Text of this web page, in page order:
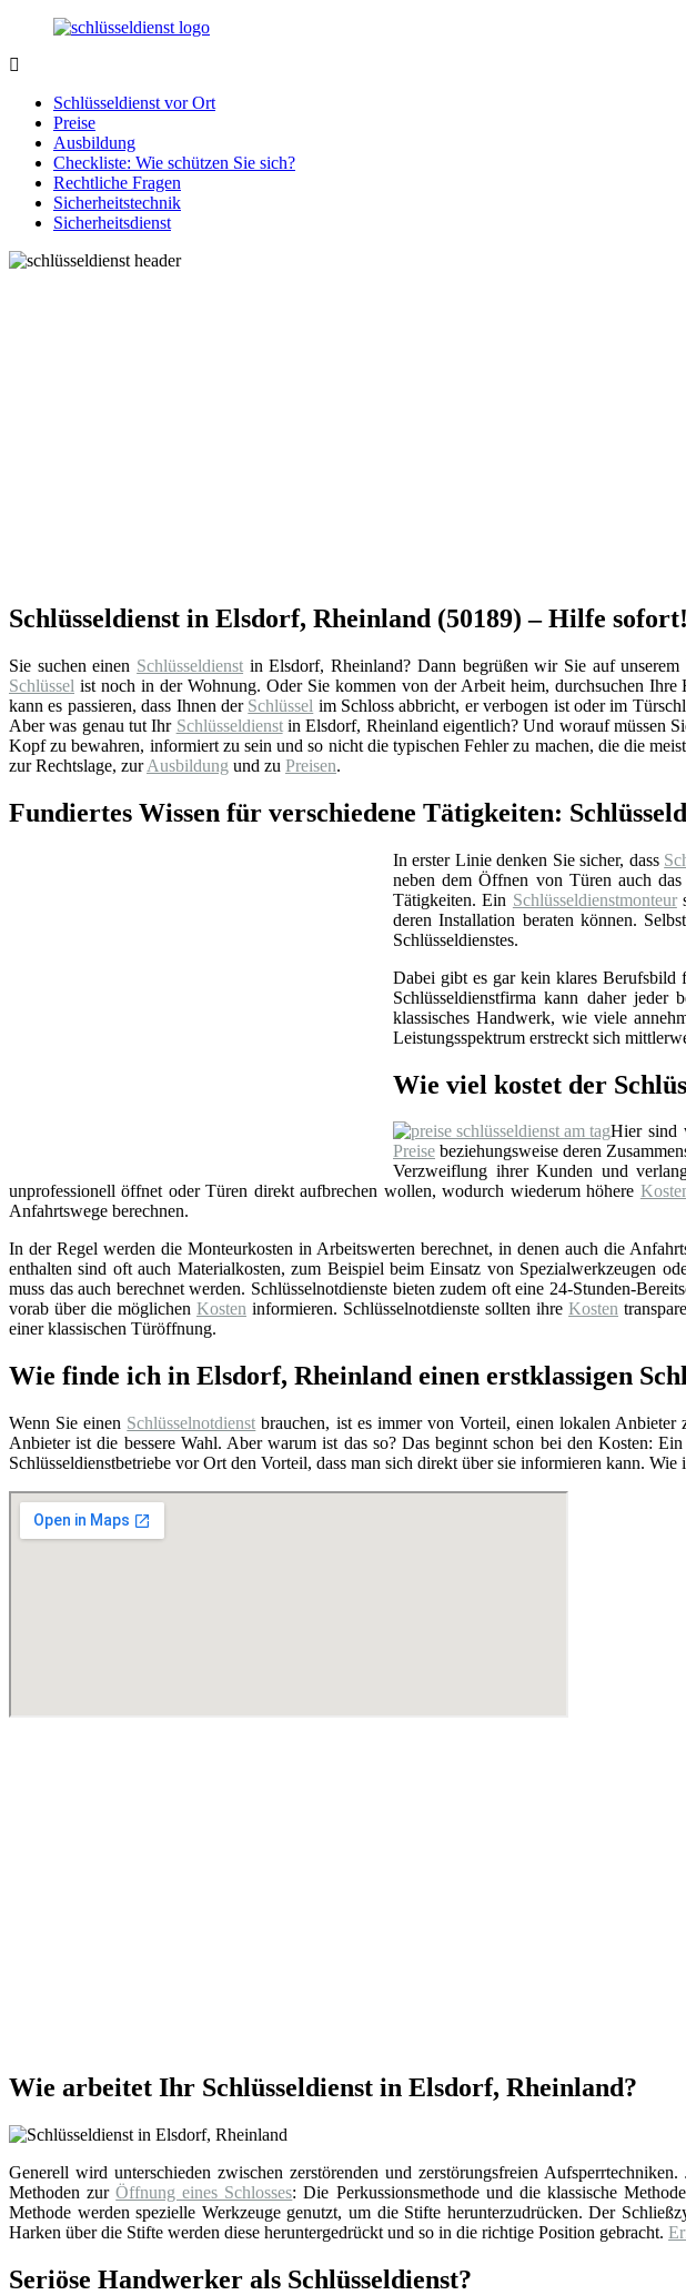
Zurück
Inhalt
Notlage
wird
gelöst!
Schlüsseldienst vor Ort
Preise
Ausbildung
Checkliste: Wie schützen Sie sich?
Rechtliche Fragen
Sicherheitstechnik
Sicherheitsdienst
Schlüsseldienst in Elsdorf, Rheinland (50189) – Hilfe sofort!
Sie suchen einen Schlüsseldienst in Elsdorf, Rheinland? Dann begrüßen wir Sie auf
Schlüssel ist noch in der Wohnung. Oder Sie kommen von der Arbeit heim, durchsuchen Ihre
kann es passieren, dass Ihnen der Schlüssel im Schloss abbricht, er verbogen ist oder im
Aber was genau tut Ihr Schlüsseldienstin Elsdorf, Rheinland eigentlich? Und worauf müssen
Kopf zu bewahren, informiert zu sein und so nicht die typischen Fehler zu machen, die die
zur Rechtslage, zurAusbildung und zu Preisen.
Fundiertes Wissen für verschiedene Tätigkeiten:
In erster Linie denken Sie sicher, dass
neben dem Öffnen von Türen auch
Tätigkeiten. Ein Schlüsseldienstmonteur
deren Installation beraten können.
Schlüsseldienstes.
Dabei gibt es gar kein klares Berufsbild
Schlüsseldienstfirma kann daher jeder
klassisches Handwerk, wie viele
Leistungsspektrum erstreckt sich
Wie viel kostet der
Hier sind
Preise beziehungsweise deren
Verzweiflung ihrer Kunden und
unprofessionell öffnet oder Türen direkt aufbrechen wollen, wodurch wiederum höhere
Anfahrtswege berechnen.
In der Regel werden die Monteurkosten in Arbeitswerten berechnet, in denen auch die
enthalten sind oft auch Materialkosten, zum Beispiel beim Einsatz von Spezialwerkzeugen
muss das auch berechnet werden. Schlüsselnotdienste bieten zudem oft eine 24-Stunden-
vorab über die möglichen Kosten informieren. Schlüsselnotdienste sollten ihre Kosten
einer klassischen Türöffnung.
Wie finde ich in Elsdorf, Rheinland einen erstklassigen
Wenn Sie einen Schlüsselnotdienst brauchen, ist es immer von Vorteil, einen lokalen
Anbieter ist die bessere Wahl. Aber warum ist das so? Das beginnt schon bei den Kosten:
Schlüsseldienstbetriebe vor Ort den Vorteil, dass man sich direkt über sie informieren kann.
Wie arbeitet Ihr Schlüsseldienst in Elsdorf, Rheinland?
Generell wird unterschieden zwischen zerstörenden und zerstörungsfreien
Methoden zurÖffnung eines Schlosses: Die Perkussionsmethode und die klassische
Methode werden spezielle Werkzeuge genutzt, um die Stifte herunterzudrücken. Der
Harken über die Stifte werden diese heruntergedrückt und so in die richtige Position gebracht.
Seriöse Handwerker als Schlüsseldienst?